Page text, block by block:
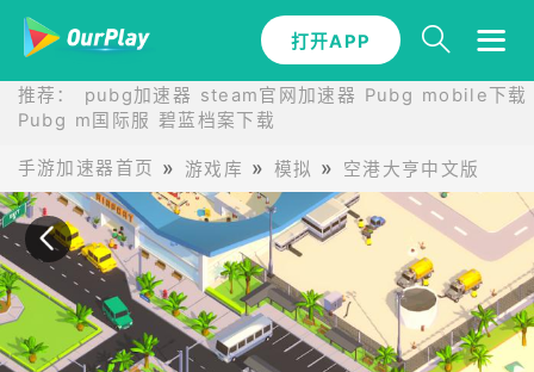
打开APP
推荐： pubg加速器 steam官网加速器 Pubg mobile下载
Pubg m国际服 碧蓝档案下载
手游加速器首页 游戏库 模拟 空港大亨中文版
打开APP